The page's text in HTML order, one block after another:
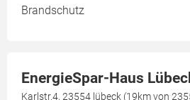
Brandschutz
EnergieSpar-Haus
Karlstr.4, 23554 lübeck (19km von